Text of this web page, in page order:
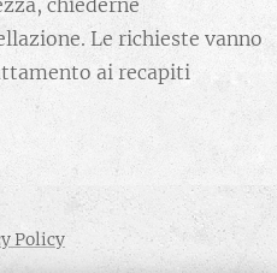
chiederne
Le richieste vanno
ai recapiti
Policy